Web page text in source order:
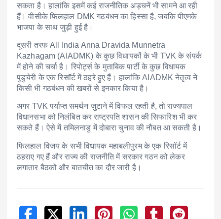
सकता है। हालांकि इसमें कई राजनीतिक अड़चनें भी सामने आ रही
हैं। वीसीके फिलहाल DMK गठबंधन का हिस्सा है, जबकि पीएमके
भाजपा के साथ जुड़ी हुई है।
दूसरी तरफAll India Anna Dravida Munnetra
Kazhagam (AIADMK) के कुछ विधायकों के भी TVK के संपर्क
में होने की चर्चा है। रिपोर्ट्स के मुताबिक पार्टी के कुछ विधायक
पुडुचेरी के एक रिसॉर्ट में ठहरे हुए हैं। हालांकि AIADMK नेतृत्व ने
किसी भी गठबंधन की खबरों से इनकार किया है।
अगर TVK पर्याप्त समर्थन जुटाने में विफल रहती है, तो राज्यपाल
विधानसभा को निलंबित कर राष्ट्रपति शासन की सिफारिश भी कर
सकते हैं। ऐसे में तमिलनाडु में दोबारा चुनाव की नौबत आ सकती है।
फिलहाल विजय के सभी विधायक महाबलीपुरम के एक रिसॉर्ट में
ठहराए गए हैं और राज्य की राजनीति में सरकार गठन को लेकर
लगातार बैठकों और बातचीत का दौर जारी है।